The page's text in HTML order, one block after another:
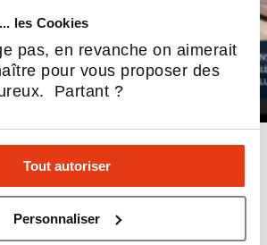
les Cookies
pas, en revanche on aimerait
pour vous proposer des
Partant ?
Tout autoriser
Personnaliser
INWIN
retrouvera à Montpellier du…